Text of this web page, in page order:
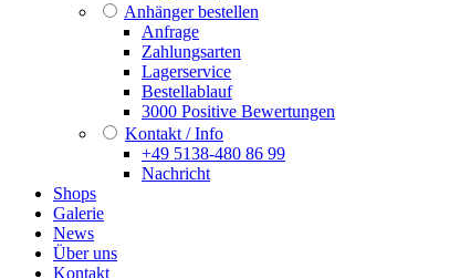
Anhänger bestellen
Anfrage
Zahlungsarten
Lagerservice
Bestellablauf
3000 Positive Bewertungen
Kontakt / Info
+49 5138-480 86 99
Nachricht
Shops
Galerie
News
Über uns
Kontakt